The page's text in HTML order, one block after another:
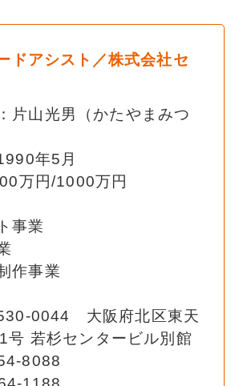
ドアシスト／株式会社セ
片山光男（かたやまみつ
年5月
万円/1000万円
事業
作事業
0044 大阪府北区東天
号 若杉センタービル別館
8088